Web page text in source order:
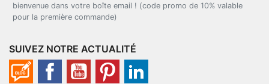
bienvenue dans votre boîte email ! (code promo de 10% valable
pour la première commande)
SUIVEZ NOTRE ACTUALITÉ